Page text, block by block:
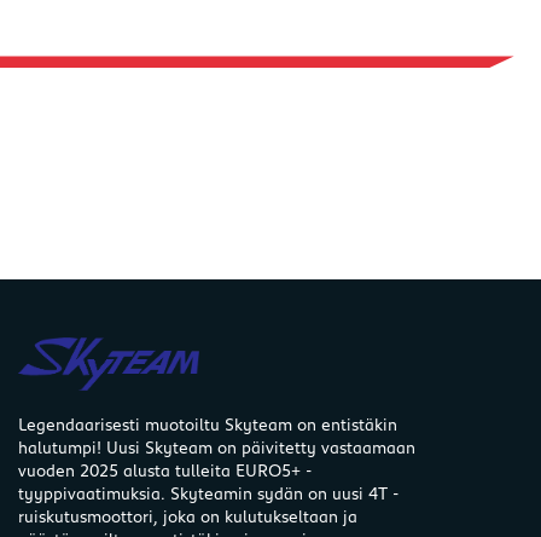
Legendaarisesti muotoiltu Skyteam on entistäkin
halutumpi! Uusi Skyteam on päivitetty vastaamaan
vuoden 2025 alusta tulleita EURO5+ -
tyyppivaatimuksia. Skyteamin sydän on uusi 4T -
ruiskutusmoottori, joka on kulutukseltaan ja